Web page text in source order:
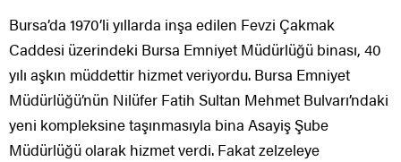
Bursa’da 1970’li yıllarda inşa edilen Fevzi Çakmak
Caddesi üzerindeki Bursa Emniyet Müdürlüğü binası, 40
yılı aşkın müddettir hizmet veriyordu. Bursa Emniyet
Müdürlüğü’nün Nilüfer Fatih Sultan Mehmet Bulvarı’ndaki
yeni kompleksine taşınmasıyla bina Asayiş Şube
Müdürlüğü olarak hizmet verdi. Fakat zelzeleye